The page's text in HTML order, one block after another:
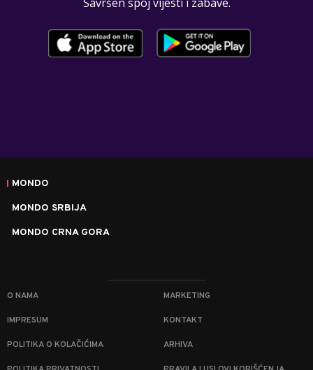
MONDO
MONDO SRBIJA
MONDO CRNA GORA
O NAMA MARKETING
IMPRESUM KONTAKT
POLITIKA O KOLAČIĆIMA ARHIVA